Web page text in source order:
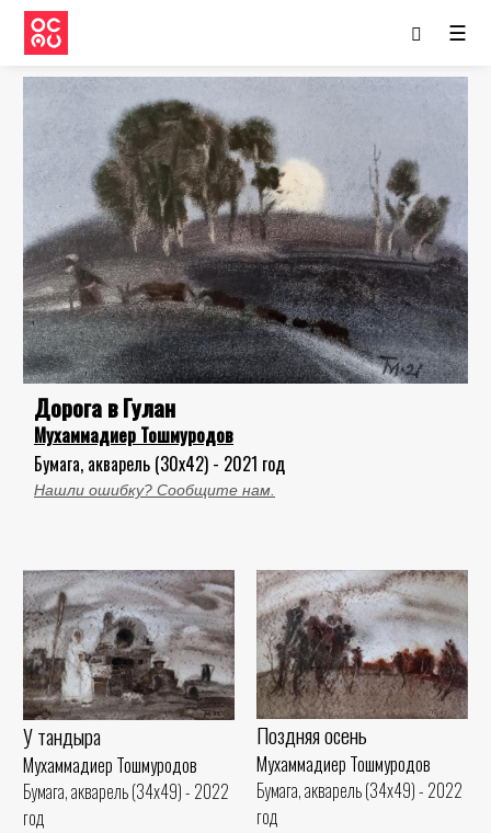
☰
Дорога в Гулан
Мухаммадиер Тошмуродов
Бумага, акварель (30x42) - 2021 год
Нашли ошибку? Сообщите нам.
У тандыра
Мухаммадиер Тошмуродов
Бумага, акварель (34x49) - 2022
год
Поздняя осень
Мухаммадиер Тошмуродов
Бумага, акварель (34x49) - 2022
год